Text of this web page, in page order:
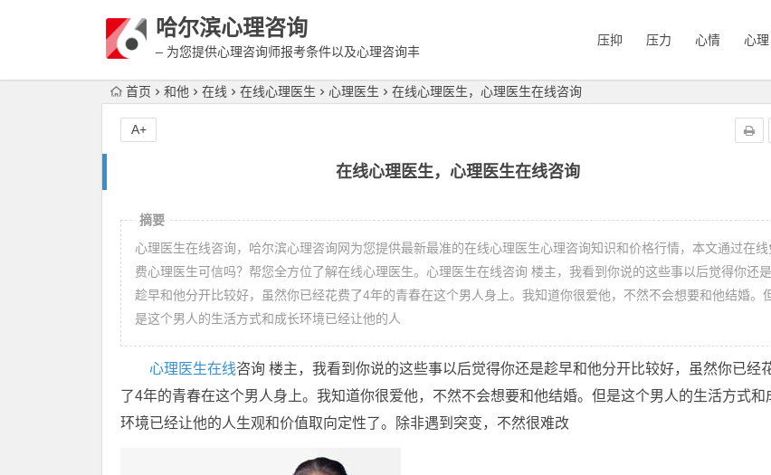
哈尔滨心理咨询
– 为您提供心理咨询师报考条件以及心理咨询丰
压抑 压力 心情 心理
首页 和他 在线 在线心理医生 心理医生 在线心理医生，心理医生在线咨询
在线心理医生，心理医生在线咨询
A+
摘要
心理医生在线咨询，哈尔滨心理咨询网为您提供最新最准的在线心理医生心理咨询知识和价格行情，本文通过在线
费心理医生可信吗？帮您全方位了解在线心理医生。心理医生在线咨询 楼主，我看到你说的这些事以后觉得你还是
趁早和他分开比较好，虽然你已经花费了4年的青春在这个男人身上。我知道你很爱他，不然不会想要和他结婚。
是这个男人的生活方式和成长环境已经让他的人
心理医生在线咨询 楼主，我看到你说的这些事以后觉得你还是趁早和他分开比较好，虽然你已经
了4年的青春在这个男人身上。我知道你很爱他，不然不会想要和他结婚。但是这个男人的生活方式和
环境已经让他的人生观和价值取向定性了。除非遇到突变，不然很难改